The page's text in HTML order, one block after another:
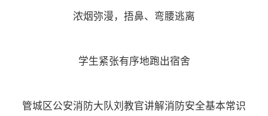
浓烟弥漫，捂鼻、弯腰逃离
学生紧张有序地跑出宿舍
管城区公安消防大队刘教官讲解消防安全基本常识